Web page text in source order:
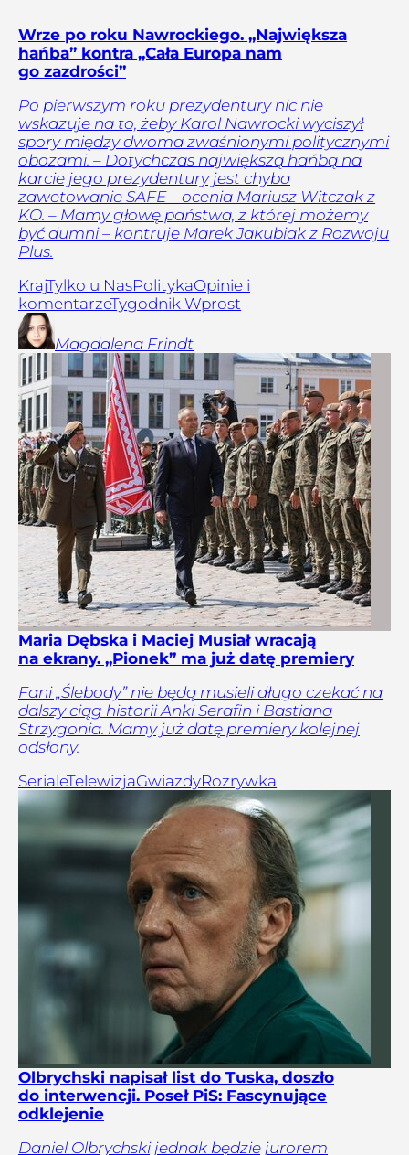
Wrze po roku Nawrockiego. „Największa
hańba” kontra „Cała Europa nam
go zazdrości”
Po pierwszym roku prezydentury nic nie
wskazuje na to, żeby Karol Nawrocki wyciszył
spory między dwoma zwaśnionymi politycznymi
obozami. – Dotychczas największą hańbą na
karcie jego prezydentury jest chyba
zawetowanie SAFE – ocenia Mariusz Witczak z
KO. – Mamy głowę państwa, z której możemy
być dumni – kontruje Marek Jakubiak z Rozwoju
Plus.
KrajTylko u NasPolitykaOpinie i
komentarzeTygodnik Wprost
Magdalena Frindt
Maria Dębska i Maciej Musiał wracają
na ekrany. „Pionek” ma już datę premiery
Fani „Ślebody” nie będą musieli długo czekać na
dalszy ciąg historii Anki Serafin i Bastiana
Strzygonia. Mamy już datę premiery kolejnej
odsłony.
SerialeTelewizjaGwiazdyRozrywka
Olbrychski napisał list do Tuska, doszło
do interwencji. Poseł PiS: Fascynujące
odklejenie
Daniel Olbrychski jednak będzie jurorem